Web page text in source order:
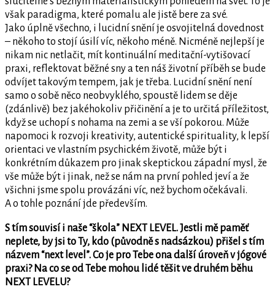
však paradigma, které pomalu ale jistě bere za své.
Jako úplně všechno, i lucidní snění je osvojitelná dovednost
– někoho to stojí úsilí víc, někoho méně. Nicméně nejlepší je
nikam nic netlačit, mít kontinuální meditační-vytišovací
praxi, reflektovat běžné sny a ten náš životní příběh se bude
odvíjet takovým tempem, jak je třeba. Lucidní snění není
samo o sobě něco neobvyklého, spoustě lidem se děje
(zdánlivě) bez jakéhokoliv přičinění a je to určitá příležitost,
když se uchopí s nohama na zemi a se vší pokorou. Může
napomoci k rozvoji kreativity, autentické spirituality, k lepší
orientaci ve vlastním psychickém životě, může být i
konkrétním důkazem pro jinak skeptickou západní mysl, že
vše může být i jinak, než se nám na první pohled jeví a že
všichni jsme spolu provázáni víc, než bychom očekávali.
A o tohle poznání jde především.
S tím souvisí i naše “škola” NEXT LEVEL. Jestli mě paměť
neplete, by jsi to Ty, kdo (původně s nadsázkou) přišel s tím
názvem “next level”. Co je pro Tebe ona další úroveň v jógové
praxi? Na co se od Tebe mohou lidé těšit ve druhém běhu
NEXT LEVELU?